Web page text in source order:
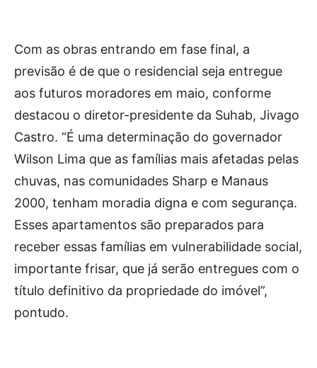
Com as obras entrando em fase final, a
previsão é de que o residencial seja entregue
aos futuros moradores em maio, conforme
destacou o diretor-presidente da Suhab, Jivago
Castro. “É uma determinação do governador
Wilson Lima que as famílias mais afetadas pelas
chuvas, nas comunidades Sharp e Manaus
2000, tenham moradia digna e com segurança.
Esses apartamentos são preparados para
receber essas famílias em vulnerabilidade social,
importante frisar, que já serão entregues com o
título definitivo da propriedade do imóvel”,
pontudo.